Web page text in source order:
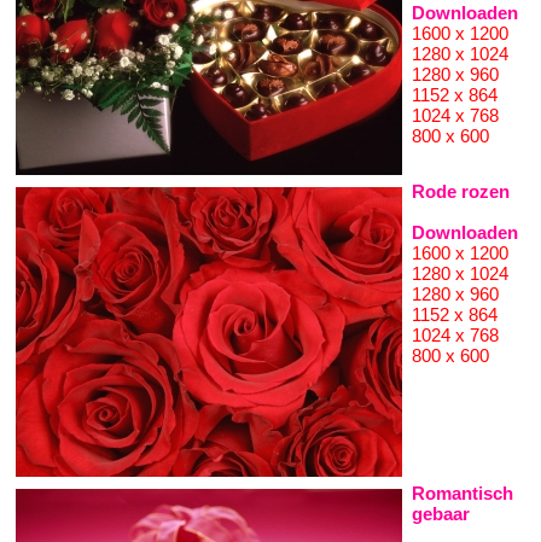
Downloaden
1600 x 1200
1280 x 1024
1280 x 960
1152 x 864
1024 x 768
800 x 600
Rode rozen
Downloaden
1600 x 1200
1280 x 1024
1280 x 960
1152 x 864
1024 x 768
800 x 600
Romantisch
gebaar